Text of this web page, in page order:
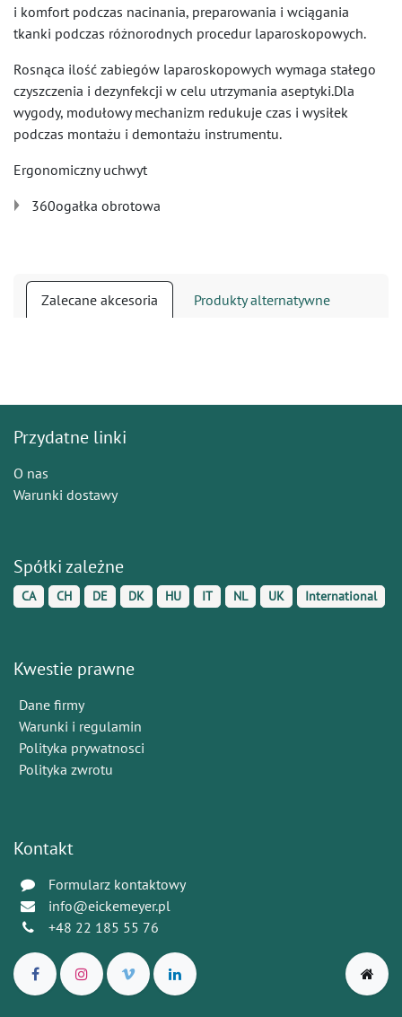
i komfort podczas nacinania, preparowania i wciągania
tkanki podczas różnorodnych procedur laparoskopowych.
Rosnąca ilość zabiegów laparoskopowych wymaga stałego
czyszczenia i dezynfekcji w celu utrzymania aseptyki.Dla
wygody, modułowy mechanizm redukuje czas i wysiłek
podczas montażu i demontażu instrumentu.
Ergonomiczny uchwyt
360ogałka obrotowa
Zalecane akcesoria Produkty alternatywne
Przydatne linki
O nas
Warunki dostawy
Spółki zależne
CA CH DE DK HU IT NL UK International
Kwestie prawne
Dane firmy
Warunki i regulamin
Polityka prywatnosci
Polityka zwrotu
Kontakt
Formularz kontaktowy
info@eickemeyer.pl
+48 22 185 55 76